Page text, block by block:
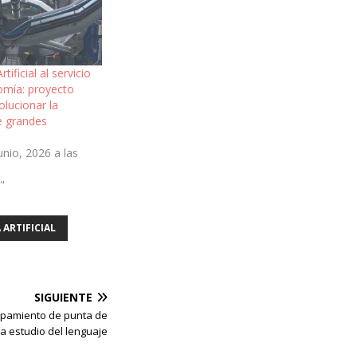
al servicio
proyecto
la
grandes
2026 a las
ARTIFICIAL
SIGUIENTE
de punta de
estudio del lenguaje